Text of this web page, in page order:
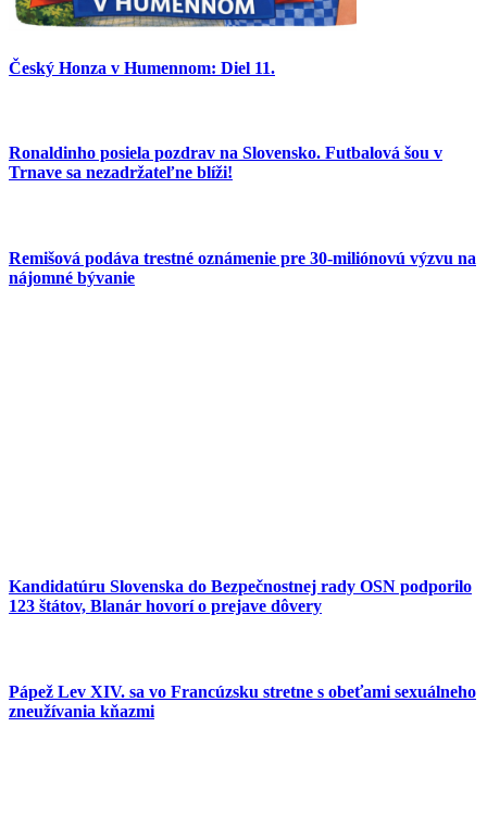
Český Honza v Humennom: Diel 11.
Ronaldinho posiela pozdrav na Slovensko. Futbalová šou v
Trnave sa nezadržateľne blíži!
Remišová podáva trestné oznámenie pre 30-miliónovú výzvu na
nájomné bývanie
Kandidatúru Slovenska do Bezpečnostnej rady OSN podporilo
123 štátov, Blanár hovorí o prejave dôvery
Pápež Lev XIV. sa vo Francúzsku stretne s obeťami sexuálneho
zneužívania kňazmi